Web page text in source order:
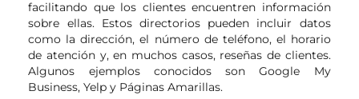
facilitando que los clientes encuentren información
sobre ellas. Estos directorios pueden incluir datos
como la dirección, el número de teléfono, el horario
de atención y, en muchos casos, reseñas de clientes.
Algunos ejemplos conocidos son Google My
Business, Yelp y Páginas Amarillas.